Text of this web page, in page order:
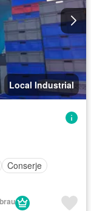
Local Industrial
Conserje